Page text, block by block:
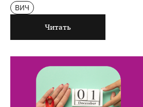
ВИЧ
Читать